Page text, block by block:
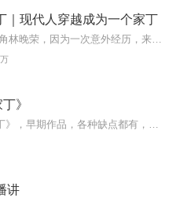
｜现代人穿越成为一个家丁
》
讲